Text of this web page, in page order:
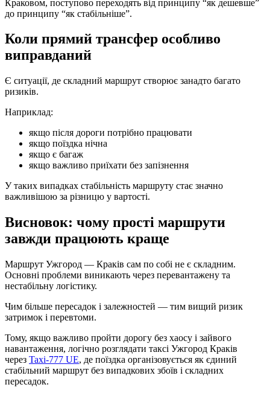
Краковом, поступово переходять від принципу “як дешевше”
до принципу “як стабільніше”.
Коли прямий трансфер особливо
виправданий
Є ситуації, де складний маршрут створює занадто багато
ризиків.
Наприклад:
якщо після дороги потрібно працювати
якщо поїздка нічна
якщо є багаж
якщо важливо приїхати без запізнення
У таких випадках стабільність маршруту стає значно
важливішою за різницю у вартості.
Висновок: чому прості маршрути
завжди працюють краще
Маршрут Ужгород — Краків сам по собі не є складним.
Основні проблеми виникають через перевантажену та
нестабільну логістику.
Чим більше пересадок і залежностей — тим вищий ризик
затримок і перевтоми.
Тому, якщо важливо пройти дорогу без хаосу і зайвого
навантаження, логічно розглядати таксі Ужгород Краків
через Taxi-777 UE, де поїздка організовується як єдиний
стабільний маршрут без випадкових збоїв і складних
пересадок.